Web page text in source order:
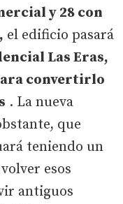
y 28 con
el edificio pasará
Las Eras,
convertirlo
. La nueva
que
teniendo un
esos
antiguos